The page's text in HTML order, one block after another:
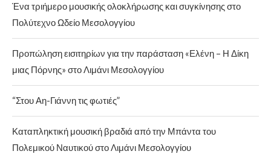
Ένα τριήμερο μουσικής ολοκλήρωσης και συγκίνησης στο
Πολύτεχνο Ωδείο Μεσολογγίου
Προπώληση εισιτηρίων για την παράσταση «Ελένη – Η Δίκη
μιας Πόρνης» στο Λιμάνι Μεσολογγίου
“Στου Αη-Γιάννη τις φωτιές”
Καταπληκτική μουσική βραδιά από την Μπάντα του
Πολεμικού Ναυτικού στο Λιμάνι Μεσολογγίου